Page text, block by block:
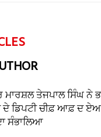
ਤੇਜਪਾਲ ਸਿੰਘ ਨੇ
ਡਿਪਟੀ ਚੀਫ਼ ਆਫ਼ ਦ
ਸੰਭਾਲਿਆ